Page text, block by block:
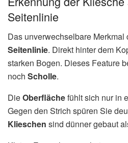
Seitenlinie
Das unverwechselbare Merkmal
Seitenlinie. Direkt hinter dem
starken Bogen. Dieses Feature
noch Scholle.
DieOberflächefühlt sich nur in
Gegen den Strich spüren Sie
Klieschen sind dünner gebaut